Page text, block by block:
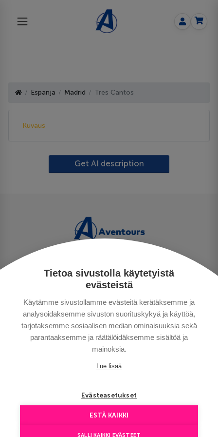
Tietoa sivustolla käytetyistä
evästeistä
Käytämme sivustollamme evästeitä kerätäksemme ja
analysoidaksemme sivuston suorituskykyä ja käyttöä,
tarjotaksemme sosiaalisen median ominaisuuksia sekä
parantaaksemme ja räätälöidäksemme sisältöä ja
mainoksia.
Lue lisää
Evästeasetukset
ESTÄ KAIKKI
SALLI KAIKKI EVÄSTEET
Espanja Madrid Tres Cantos
Kuvaus
Get AI description
TIETOSUOJA
MAKSUTAVAT
MATKAEHDOT
HYVÄ TIETÄÄ
YHTEYSTIEDOT
Сopyright © Aventours 2026